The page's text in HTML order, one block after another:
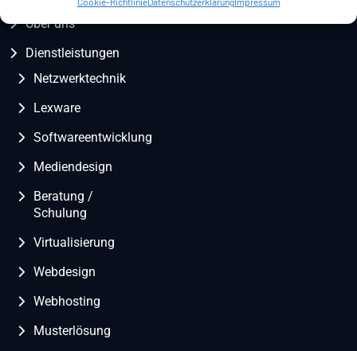
Über uns
Dienstleistungen
Netzwerktechnik
Lexware
Softwareentwicklung
Mediendesign
Beratung /
Schulung
Virtualisierung
Webdesign
Webhosting
Musterlösung